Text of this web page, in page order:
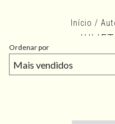
Início /
Ordenar por